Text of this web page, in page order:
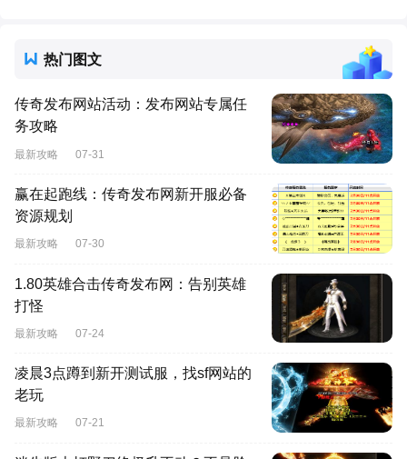
热门图文
传奇发布网站活动：发布网站专属任
务攻略
最新攻略 07-31
赢在起跑线：传奇发布网新开服必备
资源规划
最新攻略 07-30
1.80英雄合击传奇发布网：告别英雄
打怪
最新攻略 07-24
凌晨3点蹲到新开测试服，找sf网站的
老玩
最新攻略 07-21